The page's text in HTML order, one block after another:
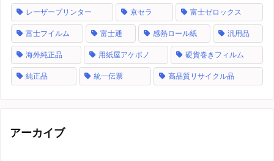
レーザープリンター 京セラ 富士ゼロックス
富士フイルム 富士通 感熱ロール紙 汎用品
海外純正品 用紙屋アケボノ 硬貨巻きフィルム
純正品 統一伝票 高品質リサイクル品
アーカイブ